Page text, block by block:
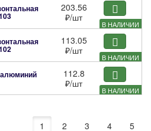
В НАЛИЧИИ
203.56
₽/шт
В НАЛИЧИИ
113.05
₽/шт
В НАЛИЧИИ
алюминий
112.8
₽/шт
1 2 3 4 5